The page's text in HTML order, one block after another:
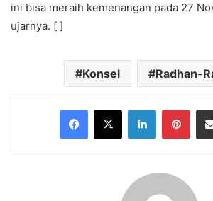
ini bisa meraih kemenangan pada 27
ujarnya. [ ]
Konsel Radhan-
Facebook
X LinkedIn